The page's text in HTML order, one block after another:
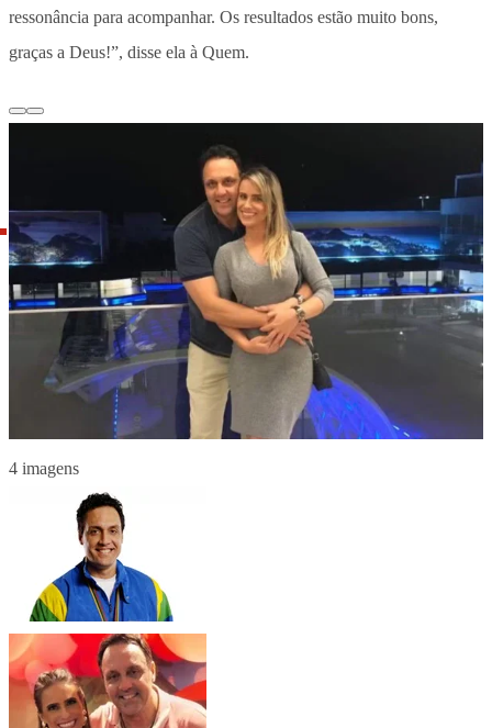
ressonância para acompanhar. Os resultados estão muito bons,
graças a Deus!”, disse ela à Quem.
4 imagens